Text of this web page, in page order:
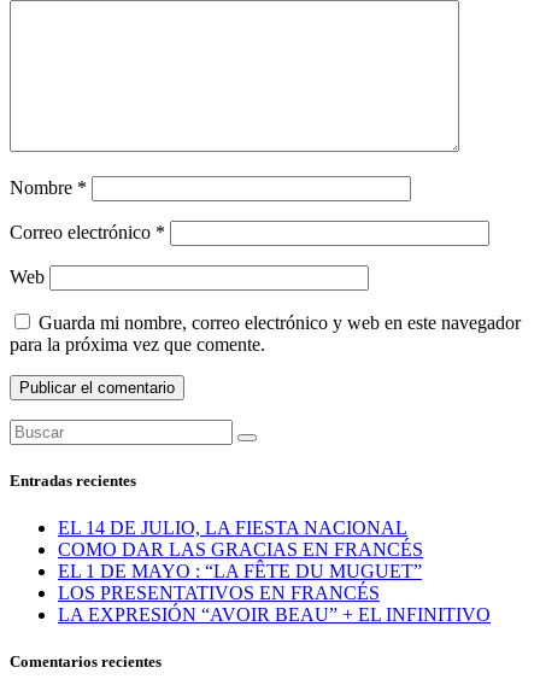
Nombre *
Correo electrónico *
Web
Guarda mi nombre, correo electrónico y web en este navegador
para la próxima vez que comente.
Entradas recientes
EL 14 DE JULIO, LA FIESTA NACIONAL
COMO DAR LAS GRACIAS EN FRANCÉS
EL 1 DE MAYO : “LA FÊTE DU MUGUET”
LOS PRESENTATIVOS EN FRANCÉS
LA EXPRESIÓN “AVOIR BEAU” + EL INFINITIVO
Comentarios recientes